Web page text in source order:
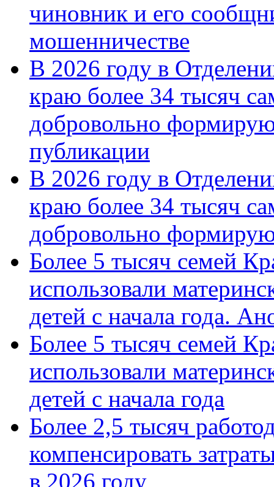
чиновник и его
мошенничестве
В 2026 году в
краю более 34 тысяч
добровольно
публикации
В 2026 году в
краю более 34 тысяч
добровольно
Более 5 тысяч семей
использовали
детей с начала года.
Более 5 тысяч семей
использовали
детей с начала года
Более 2,5 тысяч
компенсировать
в 2026 году